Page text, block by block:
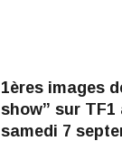
1ères images
show” sur
samedi 7